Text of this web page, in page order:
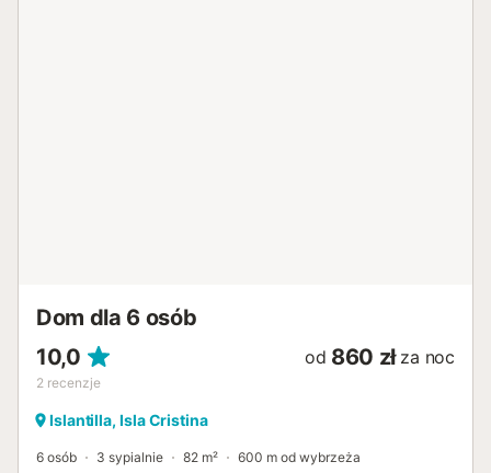
Dom dla 6 osób
10,0
2 recenzje
od 860 zł za noc
Islantilla, Isla Cristina
6 osób 3 sypialnie 82 m² 600 m od wybrzeża